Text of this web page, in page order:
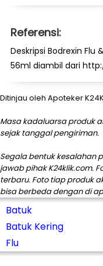
Referensi:
Deskripsi Bodrexin Flu
56ml diambil dari
Ditinjau oleh Apoteker
Masa kadaluarsa produk
sejak tanggal pengiriman.
Segala bentuk kesalahan
jawab pihak K24klik.com.
terbaru. Foto tiap produk
bisa berbeda dengan di
Batuk
Batuk Kering
Flu